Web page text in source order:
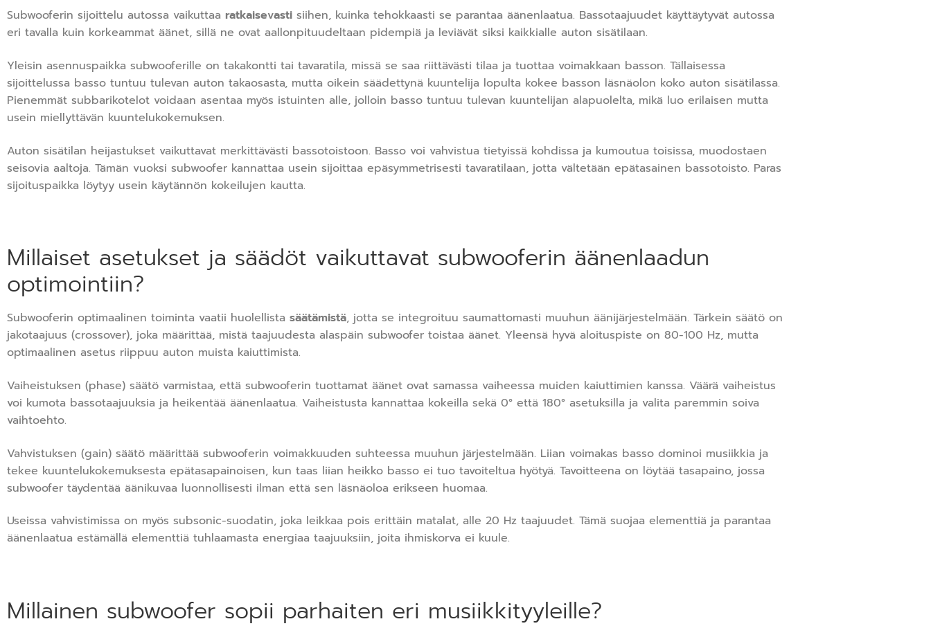
Subwooferin sijoittelu autossa vaikuttaa ratkaisevasti siihen, kuinka tehokkaasti se parantaa äänenlaatua. Bassotaajuudet käyttäytyvät autossa
eri tavalla kuin korkeammat äänet, sillä ne ovat aallonpituudeltaan pidempiä ja leviävät siksi kaikkialle auton sisätilaan.
Yleisin asennuspaikka subwooferille on takakontti tai tavaratila, missä se saa riittävästi tilaa ja tuottaa voimakkaan basson. Tällaisessa
sijoittelussa basso tuntuu tulevan auton takaosasta, mutta oikein säädettynä kuuntelija lopulta kokee basson läsnäolon koko auton sisätilassa.
Pienemmät subbarikotelot voidaan asentaa myös istuinten alle, jolloin basso tuntuu tulevan kuuntelijan alapuolelta, mikä luo erilaisen mutta
usein miellyttävän kuuntelukokemuksen.
Auton sisätilan heijastukset vaikuttavat merkittävästi bassotoistoon. Basso voi vahvistua tietyissä kohdissa ja kumoutua toisissa, muodostaen
seisovia aaltoja. Tämän vuoksi subwoofer kannattaa usein sijoittaa epäsymmetrisesti tavaratilaan, jotta vältetään epätasainen bassotoisto. Paras
sijoituspaikka löytyy usein käytännön kokeilujen kautta.
Millaiset asetukset ja säädöt vaikuttavat subwooferin äänenlaadun
optimointiin?
Subwooferin optimaalinen toiminta vaatii huolellista säätämistä, jotta se integroituu saumattomasti muuhun äänijärjestelmään. Tärkein säätö on
jakotaajuus (crossover), joka määrittää, mistä taajuudesta alaspäin subwoofer toistaa äänet. Yleensä hyvä aloituspiste on 80-100 Hz, mutta
optimaalinen asetus riippuu auton muista kaiuttimista.
Vaiheistuksen (phase) säätö varmistaa, että subwooferin tuottamat äänet ovat samassa vaiheessa muiden kaiuttimien kanssa. Väärä vaiheistus
voi kumota bassotaajuuksia ja heikentää äänenlaatua. Vaiheistusta kannattaa kokeilla sekä 0° että 180° asetuksilla ja valita paremmin soiva
vaihtoehto.
Vahvistuksen (gain) säätö määrittää subwooferin voimakkuuden suhteessa muuhun järjestelmään. Liian voimakas basso dominoi musiikkia ja
tekee kuuntelukokemuksesta epätasapainoisen, kun taas liian heikko basso ei tuo tavoiteltua hyötyä. Tavoitteena on löytää tasapaino, jossa
subwoofer täydentää äänikuvaa luonnollisesti ilman että sen läsnäoloa erikseen huomaa.
Useissa vahvistimissa on myös subsonic-suodatin, joka leikkaa pois erittäin matalat, alle 20 Hz taajuudet. Tämä suojaa elementtiä ja parantaa
äänenlaatua estämällä elementtiä tuhlaamasta energiaa taajuuksiin, joita ihmiskorva ei kuule.
Millainen subwoofer sopii parhaiten eri musiikkityyleille?